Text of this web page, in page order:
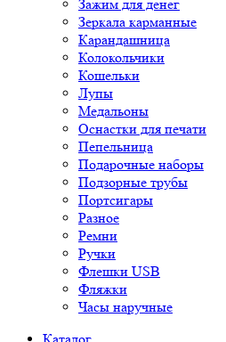
Зажим для денег
Зеркала карманные
Карандашница
Колокольчики
Кошельки
Лупы
Медальоны
Оснастки для печати
Пепельница
Подарочные наборы
Подзорные трубы
Портсигары
Разное
Ремни
Ручки
Флешки USB
Фляжки
Часы наручные